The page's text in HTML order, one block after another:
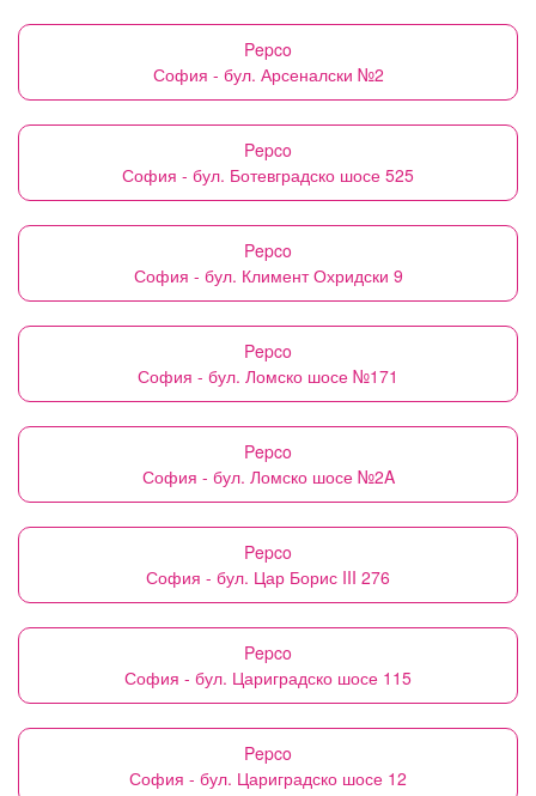
Pepco
София - бул. Арсеналски №2
Pepco
София - бул. Ботевградско шосе 525
Pepco
София - бул. Климент Охридски 9
Pepco
София - бул. Ломско шосе №171
Pepco
София - бул. Ломско шосе №2A
Pepco
София - бул. Цар Борис III 276
Pepco
София - бул. Цариградско шосе 115
Pepco
София - бул. Цариградско шосе 12